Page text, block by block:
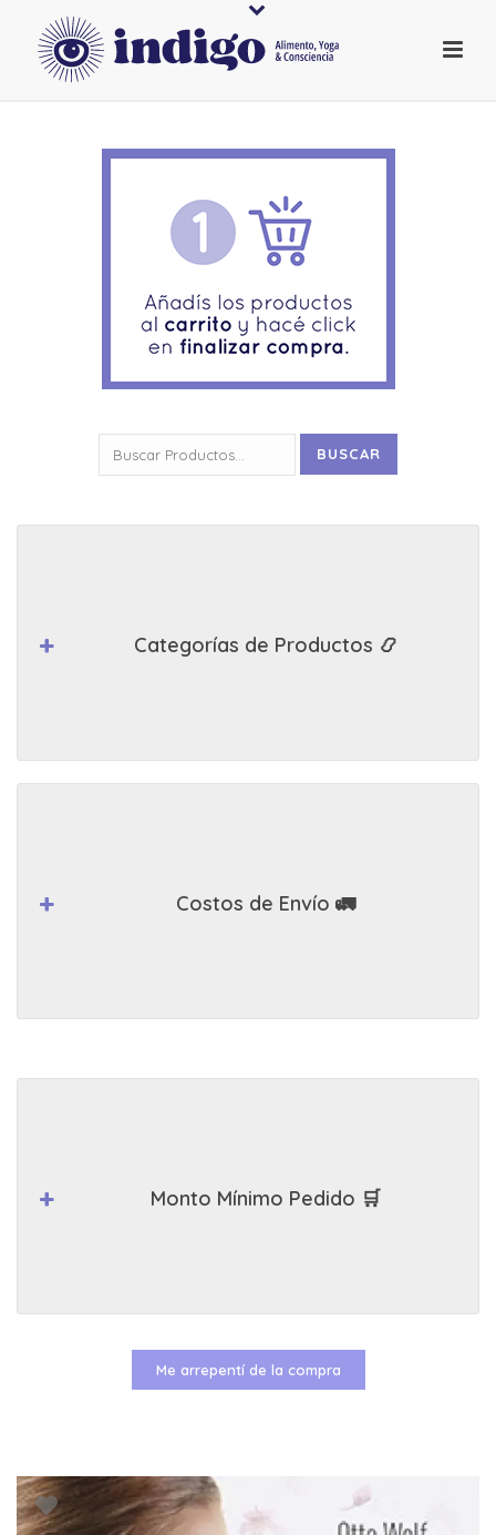
por:
BUSCAR
Categorías de Productos 📿
Costos de Envío 🚛
Monto Mínimo Pedido 🛒
Me arrepentí de la compra